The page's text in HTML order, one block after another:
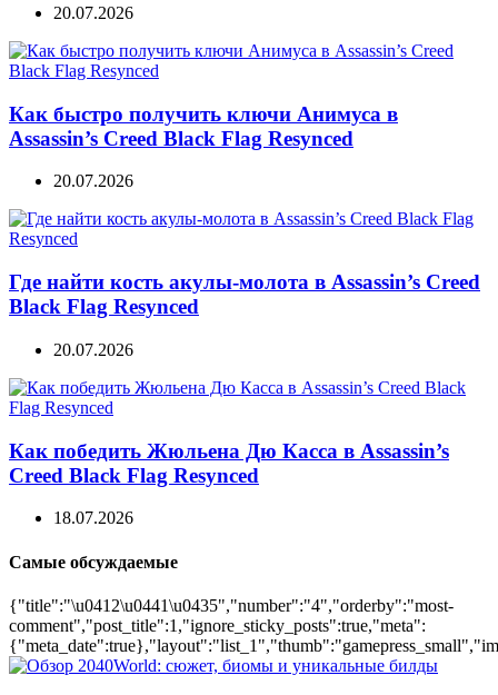
20.07.2026
Как быстро получить ключи Анимуса в
Assassin’s Creed Black Flag Resynced
20.07.2026
Где найти кость акулы-молота в Assassin’s Creed
Black Flag Resynced
20.07.2026
Как победить Жюльена Дю Касса в Assassin’s
Creed Black Flag Resynced
18.07.2026
Самые обсуждаемые
{"title":"\u0412\u0441\u0435","number":"4","orderby":"most-
comment","post_title":1,"ignore_sticky_posts":true,"meta":